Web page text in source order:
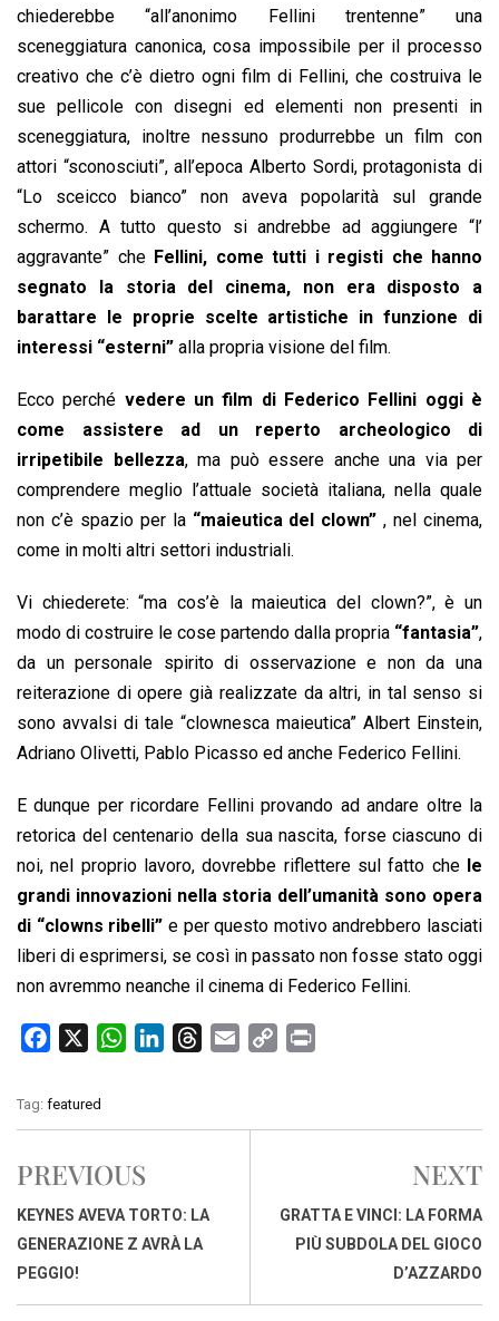
chiederebbe “all’anonimo Fellini trentenne” una
sceneggiatura canonica, cosa impossibile per il processo
creativo che c’è dietro ogni film di Fellini, che costruiva le
sue pellicole con disegni ed elementi non presenti in
sceneggiatura, inoltre nessuno produrrebbe un film con
attori “sconosciuti”, all’epoca Alberto Sordi, protagonista di
“Lo sceicco bianco” non aveva popolarità sul grande
schermo. A tutto questo si andrebbe ad aggiungere “l’
aggravante” che Fellini, come tutti i registi che hanno
segnato la storia del cinema, non era disposto a
barattare le proprie scelte artistiche in funzione di
interessi “esterni” alla propria visione del film.
Ecco perché vedere un film di Federico Fellini oggi è
come assistere ad un reperto archeologico di
irripetibile bellezza, ma può essere anche una via per
comprendere meglio l’attuale società italiana, nella quale
non c’è spazio per la “maieutica del clown” , nel cinema,
come in molti altri settori industriali.
Vi chiederete: “ma cos’è la maieutica del clown?”, è un
modo di costruire le cose partendo dalla propria “fantasia”,
da un personale spirito di osservazione e non da una
reiterazione di opere già realizzate da altri, in tal senso si
sono avvalsi di tale “clownesca maieutica” Albert Einstein,
Adriano Olivetti, Pablo Picasso ed anche Federico Fellini.
E dunque per ricordare Fellini provando ad andare oltre la
retorica del centenario della sua nascita, forse ciascuno di
noi, nel proprio lavoro, dovrebbe riflettere sul fatto chele
grandi innovazioni nella storia dell’umanità sono opera
di “clowns ribelli” e per questo motivo andrebbero lasciati
liberi di esprimersi, se così in passato non fosse stato oggi
non avremmo neanche il cinema di Federico Fellini.
c
e
o
o
k
W
t
A
p
p
k
I
n
e
s
i
y
n
n
Tag: featured
PREVIOUS
KEYNES AVEVA TORTO: LA
GENERAZIONE Z AVRÀ LA
PEGGIO!
NEXT
GRATTA E VINCI: LA FORMA
PIÙ SUBDOLA DEL GIOCO
D’AZZARDO